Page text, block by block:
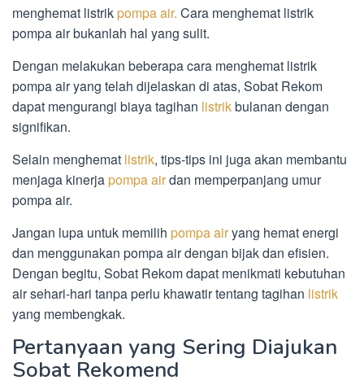
menghemat listrikpompa air. Cara menghemat listrik
pompa air bukanlah hal yang sulit.
Dengan melakukan beberapa cara menghemat listrik
pompa air yang telah dijelaskan di atas, Sobat Rekom
dapat mengurangi biaya tagihan listrikbulanan dengan
signifikan.
Selain menghemat listrik, tips-tips ini juga akan membantu
menjaga kinerjapompa airdan memperpanjang umur
pompa air.
Jangan lupa untuk memilih pompa airyang hemat energi
dan menggunakan pompa air dengan bijak dan efisien.
Dengan begitu, Sobat Rekom dapat menikmati kebutuhan
air sehari-hari tanpa perlu khawatir tentang tagihan listrik
yang membengkak.
Pertanyaan yang Sering Diajukan
Sobat Rekomend